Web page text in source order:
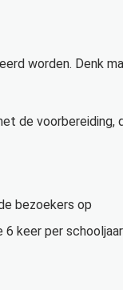
worden. Denk
de voorbereiding,
bezoekers op
6 keer per